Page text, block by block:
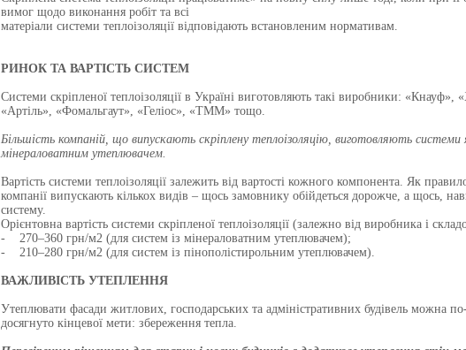
вимог щодо виконання робіт та всі
матеріали системи теплоізоляції відповідають встановленим нормативам.
РИНОК ТА ВАРТІСТЬ СИСТЕМ
Системи скріпленої теплоізоляції в Україні виготовляють такі виробники: «Кнауф»,
«Артіль», «Фомальгаут», «Геліос», «ТММ» тощо.
Більшість компаній, що випускають скріплену теплоізоляцію, виготовляють системи
мінераловатним утеплювачем.
Вартість системи теплоізоляції залежить від вартості кожного компонента. Як
компанії випускають кількох видів – щось замовнику обійдеться дорожче, а щось,
систему.
Орієнтовна вартість системи скріпленої теплоізоляції (залежно від виробника і
- 270–360 грн/м2 (для систем із мінераловатним утеплювачем);
- 210–280 грн/м2 (для систем із пінополістирольним утеплювачем).
ВАЖЛИВІСТЬ УТЕПЛЕННЯ
Утеплювати фасади житлових, господарських та адміністративних будівель можна
досягнуто кінцевої мети: збереження тепла.